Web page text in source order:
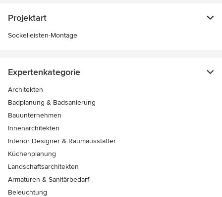
Projektart
Sockelleisten-Montage
Expertenkategorie
Architekten
Badplanung & Badsanierung
Bauunternehmen
Innenarchitekten
Interior Designer & Raumausstatter
Küchenplanung
Landschaftsarchitekten
Armaturen & Sanitärbedarf
Beleuchtung